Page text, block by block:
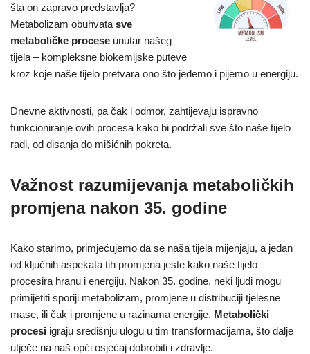
šta on zapravo predstavlja?
Metabolizam obuhvata sve
metaboličke procese unutar našeg
tijela – kompleksne biokemijske puteve
kroz koje naše tijelo pretvara ono što jedemo i pijemo u energiju.
Dnevne aktivnosti, pa čak i odmor, zahtijevaju ispravno
funkcioniranje ovih procesa kako bi podržali sve što naše tijelo
radi, od disanja do mišićnih pokreta.
Važnost razumijevanja metaboličkih
promjena nakon 35. godine
Kako starimo, primjećujemo da se naša tijela mijenjaju, a jedan
od ključnih aspekata tih promjena jeste kako naše tijelo
procesira hranu i energiju. Nakon 35. godine, neki ljudi mogu
primijetiti sporiji metabolizam, promjene u distribuciji tjelesne
mase, ili čak i promjene u razinama energije. Metabolički
procesi igraju središnju ulogu u tim transformacijama, što dalje
utječe na naš opći osjećaj dobrobiti i zdravlje.